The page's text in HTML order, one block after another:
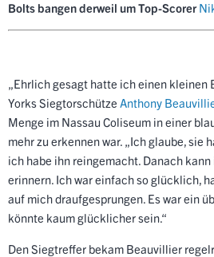
Bolts bangen derweil um Top-Scorer
„Ehrlich gesagt hatte ich einen kleinen
Yorks Siegtorschütze Anthony
Menge im Nassau Coliseum in einer
mehr zu erkennen war. „Ich glaube, sie
ich habe ihn reingemacht. Danach
erinnern. Ich war einfach so glücklich,
auf mich draufgesprungen. Es war ein
könnte kaum glücklicher sein.“
Den Siegtreffer bekam Beauvillier